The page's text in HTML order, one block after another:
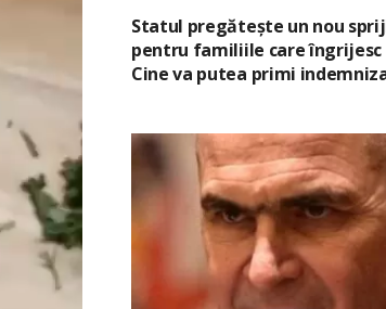
Statul pregătește un nou
pentru familiile care îngrijesc
Cine va putea primi